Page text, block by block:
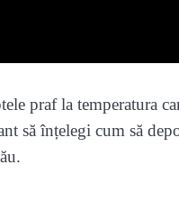
praf la temperatura
să înțelegi cum să